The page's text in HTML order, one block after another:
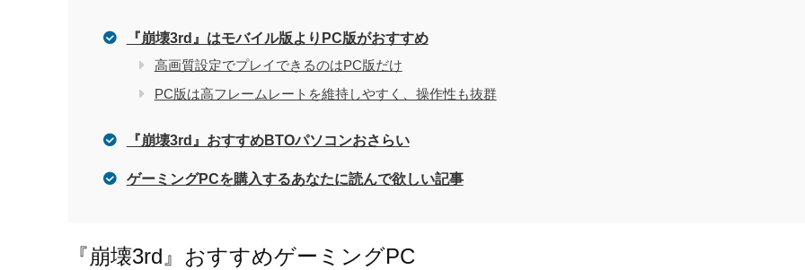
『崩壊3rd』はモバイル版よりPC版がおすすめ
高画質設定でプレイできるのはPC版だけ
PC版は高フレームレートを維持しやすく、操作性も抜群
『崩壊3rd』おすすめBTOパソコンおさらい
ゲーミングPCを購入するあなたに読んで欲しい記事
『崩壊3rd』おすすめゲーミングPC